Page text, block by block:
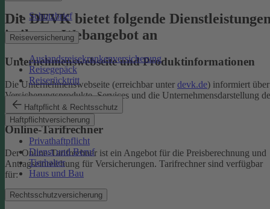
Schutzbrief
Reiseversicherung
Auslandsreisekrankenversicherung
Reisegepäck
Reiserücktritt
Haftpflicht & Rechtsschutz
Haftpflichtversicherung
Privathaftpflicht
Dienst und Beruf
Tierhalter
Haus und Bau
Rechtsschutzversicherung
Die DEVK bietet folgende
in ihrem Webangebot an
Unternehmenswebseite und Produktinformationen
Die Unternehmenswebseite (erreichbar unter devk.de) informiert über
Versicherungsprodukte, Services und die Unternehmensdarstellung
DEVK.
Online-Tarifrechner
Der Online-Tarifrechner ist ein Angebot für die Preisberechnung und
Antragseinreichung für Versicherungen. Tarifrechner sind verfügbar
für:
Kfz-Versicherungen